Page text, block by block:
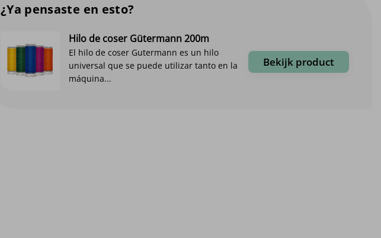
¿Ya pensaste en esto?
Hilo de coser Gütermann 200m
El hilo de coser Gutermann es un hilo
universal que se puede utilizar tanto en la
máquina...
Bekijk product